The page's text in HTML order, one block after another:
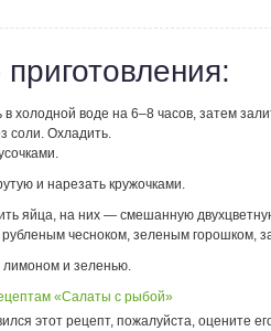
холодной воде на 6–8 часов, затем
соли. Охладить.
и нарезать кружочками.
яйца, на них — смешанную
чесноком, зеленым горошком,
и зеленью.
«Салаты с рыбой»
этот рецепт, пожалуйста, оцените